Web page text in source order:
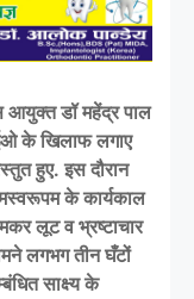
आयुक्त डॉ महेंद्र पाल
ईओ के खिलाफ लगाए
हुए. इस दौरान
के कार्यकाल
लूट व भ्रष्टाचार
लगभग तीन घँटों
साक्ष्य के